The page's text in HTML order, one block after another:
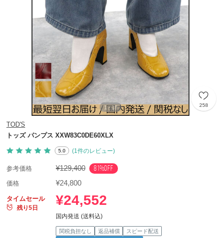
1 / 18 258
TOD'S
トッズ パンプス XXW83C0DE60XLX
5.0 (1件のレビュー)
参考価格 ¥129,400 81%OFF
価格 ¥24,800
タイムセール
残り5日
¥24,552
国内発送 (送料込)
関税負担なし 返品補償
スピード配送